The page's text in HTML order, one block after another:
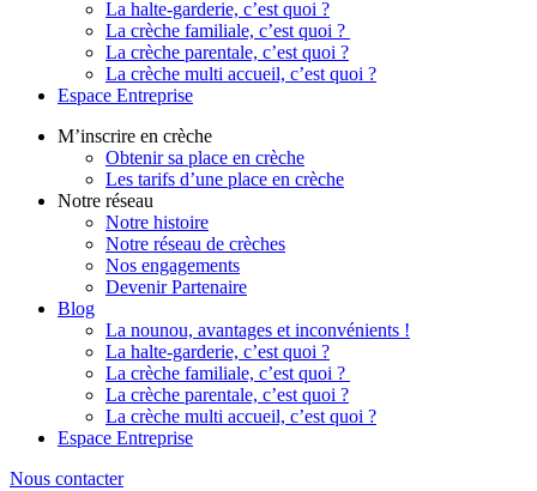
La halte-garderie, c’est quoi ?
La crèche familiale, c’est quoi ?
La crèche parentale, c’est quoi ?
La crèche multi accueil, c’est quoi ?
Espace Entreprise
M’inscrire en crèche
Obtenir sa place en crèche
Les tarifs d’une place en crèche
Notre réseau
Notre histoire
Notre réseau de crèches
Nos engagements
Devenir Partenaire
Blog
La nounou, avantages et inconvénients !
La halte-garderie, c’est quoi ?
La crèche familiale, c’est quoi ?
La crèche parentale, c’est quoi ?
La crèche multi accueil, c’est quoi ?
Espace Entreprise
Nous contacter